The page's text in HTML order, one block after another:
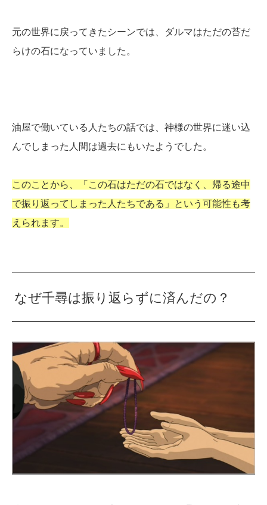
元の世界に戻ってきたシーンでは、ダルマはただの苔だ
らけの石になっていました。
油屋で働いている人たちの話では、神様の世界に迷い込
んでしまった人間は過去にもいたようでした。
このことから、「この石はただの石ではなく、帰る途中
で振り返ってしまった人たちである」という可能性も考
えられます。
なぜ千尋は振り返らずに済んだの？